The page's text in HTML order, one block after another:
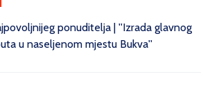
ponuditelja | ''Izrada glavnog
u naseljenom mjestu Bukva''